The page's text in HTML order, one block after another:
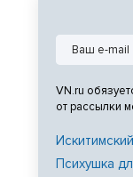
VN.ru
от рассылки
Психушка